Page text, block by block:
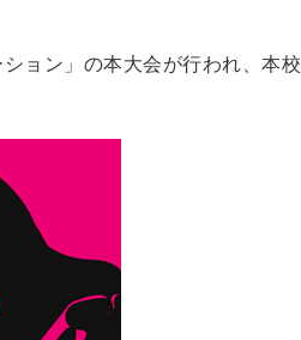
ョン」の本大会が行われ、本